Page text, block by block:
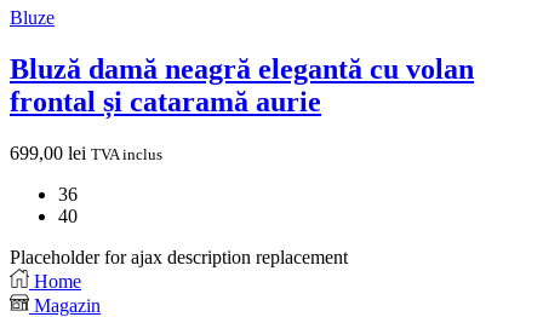
Bluze
Bluză damă neagră elegantă cu volan
frontal și cataramă aurie
699,00 lei TVA inclus
36
40
Placeholder for ajax description replacement
Home
Magazin